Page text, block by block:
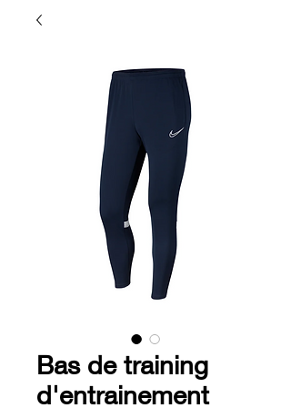
Bas de training
d'entrainement